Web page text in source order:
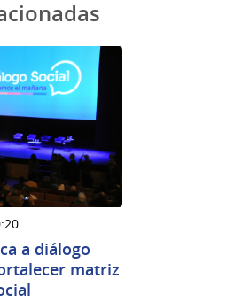
a diálogo
matriz